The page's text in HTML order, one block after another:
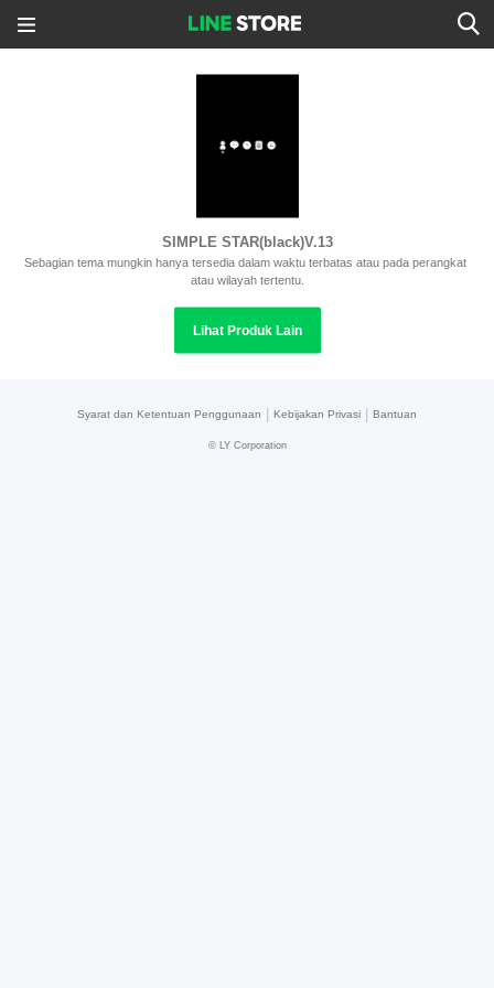
SIMPLE STAR(black)V.13
Sebagian tema mungkin hanya tersedia dalam waktu terbatas atau pada perangkat
atau wilayah tertentu.
Lihat Produk Lain
Syarat dan Ketentuan Penggunaan Kebijakan Privasi Bantuan
© LY Corporation